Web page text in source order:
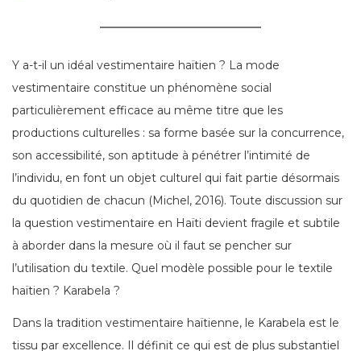
Y a-t-il un idéal vestimentaire haïtien ? La mode
vestimentaire constitue un phénomène social
particulièrement efficace au même titre que les
productions culturelles : sa forme basée sur la concurrence,
son accessibilité, son aptitude à pénétrer l’intimité de
l’individu, en font un objet culturel qui fait partie désormais
du quotidien de chacun (Michel, 2016). Toute discussion sur
la question vestimentaire en Haïti devient fragile et subtile
à aborder dans la mesure où il faut se pencher sur
l’utilisation du textile. Quel modèle possible pour le textile
haïtien ? Karabela ?
Dans la tradition vestimentaire haïtienne, le Karabela est le
tissu par excellence. Il définit ce qui est de plus substantiel